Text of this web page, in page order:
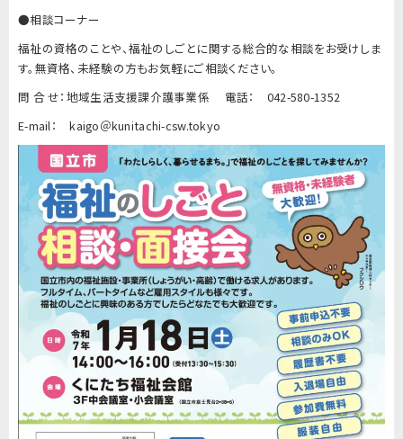
●相談コーナー
福祉の資格のことや、福祉のしごとに関する総合的な相談をお受けしま
す。無資格、未経験の方もお気軽にご相談ください。
問 合 せ：地域生活支援課介護事業係 電話： 042-580-1352
E-mail： kaigo＠kunitachi-csw.tokyo